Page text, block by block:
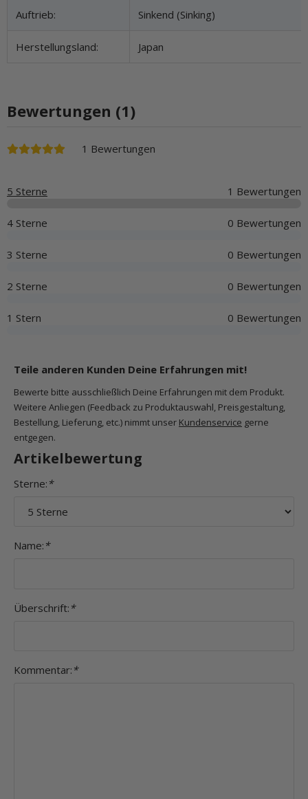
Auftrieb: Sinkend (Sinking)
Herstellungsland: Japan
Bewertungen (1)
1 Bewertungen
5 Sterne 1 Bewertungen
4 Sterne 0 Bewertungen
3 Sterne 0 Bewertungen
2 Sterne 0 Bewertungen
1 Stern 0 Bewertungen
Teile anderen Kunden Deine Erfahrungen mit!
Bewerte bitte ausschließlich Deine Erfahrungen mit dem Produkt.
Weitere Anliegen (Feedback zu Produktauswahl, Preisgestaltung,
Bestellung, Lieferung, etc.) nimmt unser Kundenservice gerne
entgegen.
Artikelbewertung
Sterne: *
Name: *
Überschrift: *
Kommentar: *